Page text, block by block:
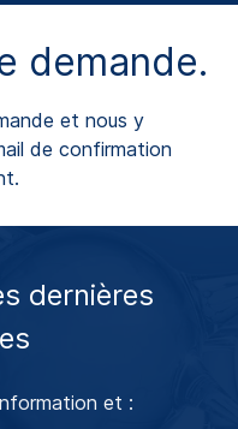
demande.
et nous y
de confirmation
dernières
et :